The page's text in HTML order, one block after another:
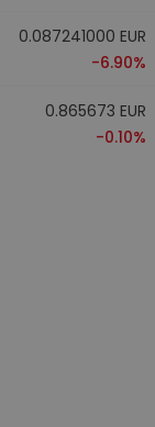
0.087241000 EUR
-6.90%
0.865673 EUR
-0.10%